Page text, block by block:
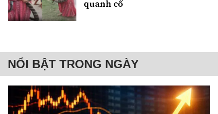
quanh cổ
NỔI BẬT TRONG NGÀY